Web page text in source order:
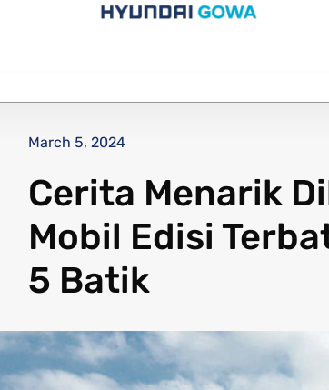
March 5, 2024
Cerita Menarik
Mobil Edisi
5 Batik